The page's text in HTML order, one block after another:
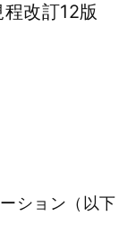
改訂12版
ション（以下